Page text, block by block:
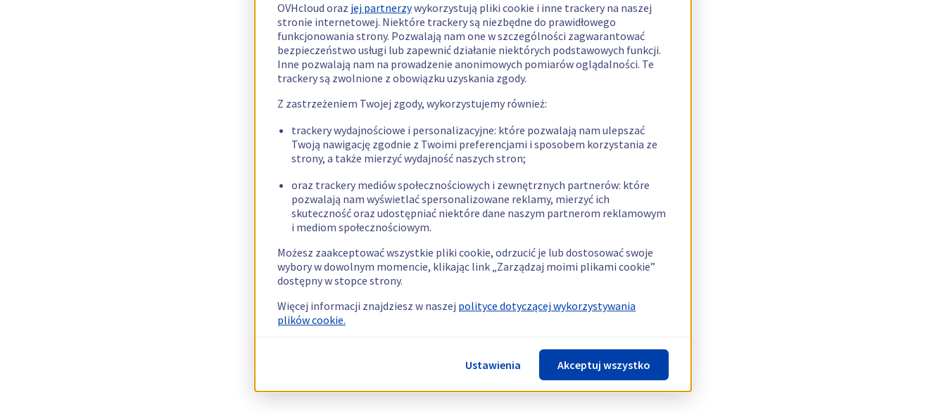
OVHcloud oraz jej partnerzywykorzystują pliki cookie i inne trackery na naszej
stronie internetowej. Niektóre trackery są niezbędne do prawidłowego
funkcjonowania strony. Pozwalają nam one w szczególności zagwarantować
bezpieczeństwo usługi lub zapewnić działanie niektórych podstawowych funkcji.
Inne pozwalają nam na prowadzenie anonimowych pomiarów oglądalności. Te
trackery są zwolnione z obowiązku uzyskania zgody.
Z zastrzeżeniem Twojej zgody, wykorzystujemy również:
trackery wydajnościowe i personalizacyjne: które pozwalają nam ulepszać
Twoją nawigację zgodnie z Twoimi preferencjami i sposobem korzystania ze
strony, a także mierzyć wydajność naszych stron;
oraz trackery mediów społecznościowych i zewnętrznych partnerów: które
pozwalają nam wyświetlać spersonalizowane reklamy, mierzyć ich
skuteczność oraz udostępniać niektóre dane naszym partnerom reklamowym
i mediom społecznościowym.
Możesz zaakceptować wszystkie pliki cookie, odrzucić je lub dostosować swoje
wybory w dowolnym momencie, klikając link „Zarządzaj moimi plikami cookie”
dostępny w stopce strony.
Więcej informacji znajdziesz w naszej polityce dotyczącej wykorzystywania
plików cookie.
Ustawienia Akceptuj wszystko